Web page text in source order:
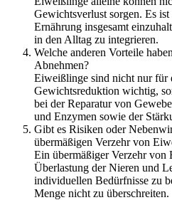
Gewichtsverlust sorgen. Es
Ernährung insgesamt
in den Alltag zu integrieren.
Welche anderen Vorteile
Abnehmen?
Eiweißlinge sind nicht nur für
Gewichtsreduktion wichtig,
bei der Reparatur von
und Enzymen sowie der
Gibt es Risiken oder
übermäßigen Verzehr von
Ein übermäßiger Verzehr
Überlastung der Nieren und
individuellen Bedürfnisse zu
Menge nicht zu überschreiten.